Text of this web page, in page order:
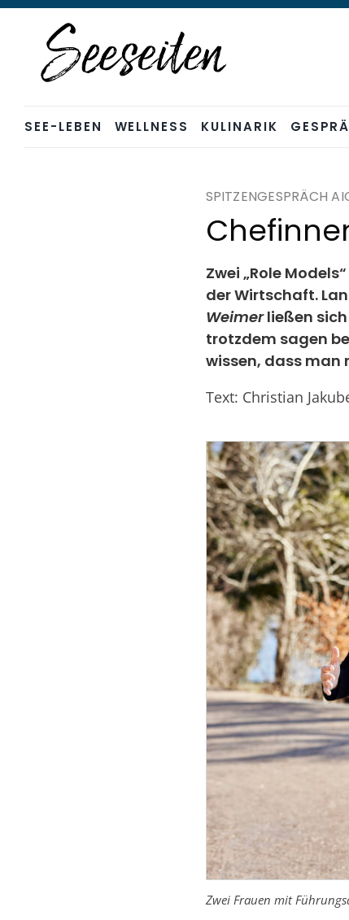
Skip
content
SEE-LEBEN WELLNESS KULINARIK
SPITZENGESPRÄCH
Zwei „Role
der Wirtschaft.
Weimerließen sich
trotzdem sagen
wissen, dass man
Text: Christian
Zwei Frauen mit